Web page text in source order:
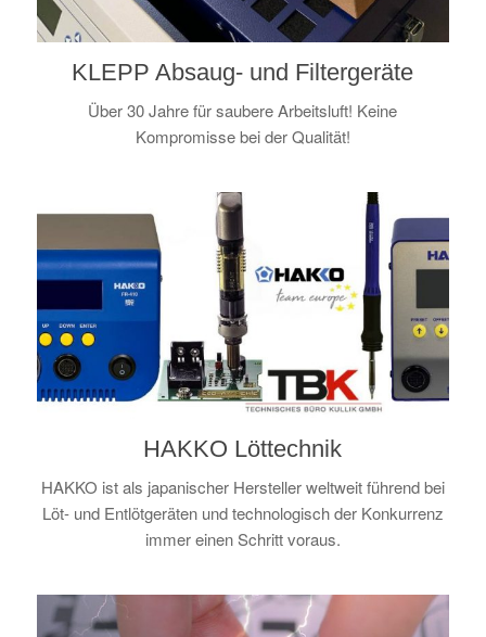
KLEPP Absaug- und Filtergeräte
Über 30 Jahre für saubere Arbeitsluft! Keine
Kompromisse bei der Qualität!
HAKKO Löttechnik
HAKKO ist als japanischer Hersteller weltweit führend bei
Löt- und Entlötgeräten und technologisch der Konkurrenz
immer einen Schritt voraus.